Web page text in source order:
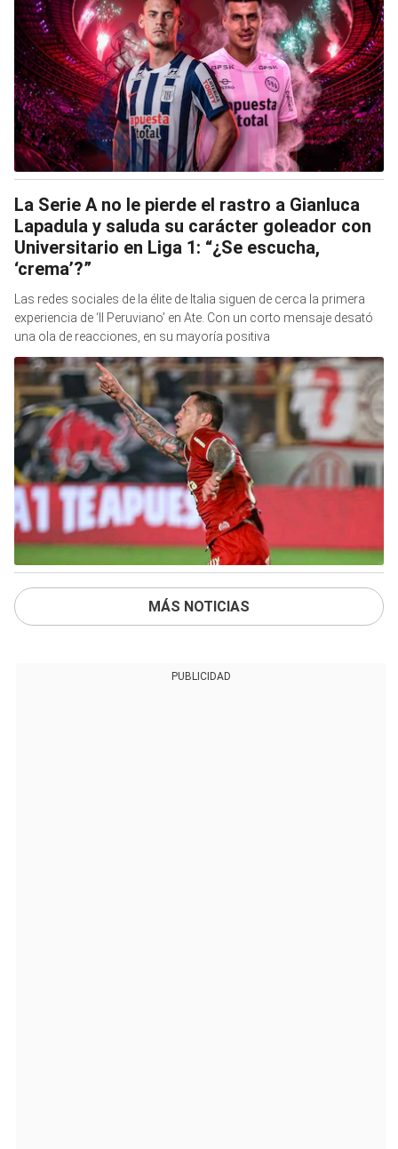
La Serie A no le pierde el rastro a Gianluca
Lapadula y saluda su carácter goleador con
Universitario en Liga 1: “¿Se escucha,
‘crema’?”
Las redes sociales de la élite de Italia siguen de cerca la primera
experiencia de ‘Il Peruviano’ en Ate. Con un corto mensaje desató
una ola de reacciones, en su mayoría positiva
MÁS NOTICIAS
PUBLICIDAD